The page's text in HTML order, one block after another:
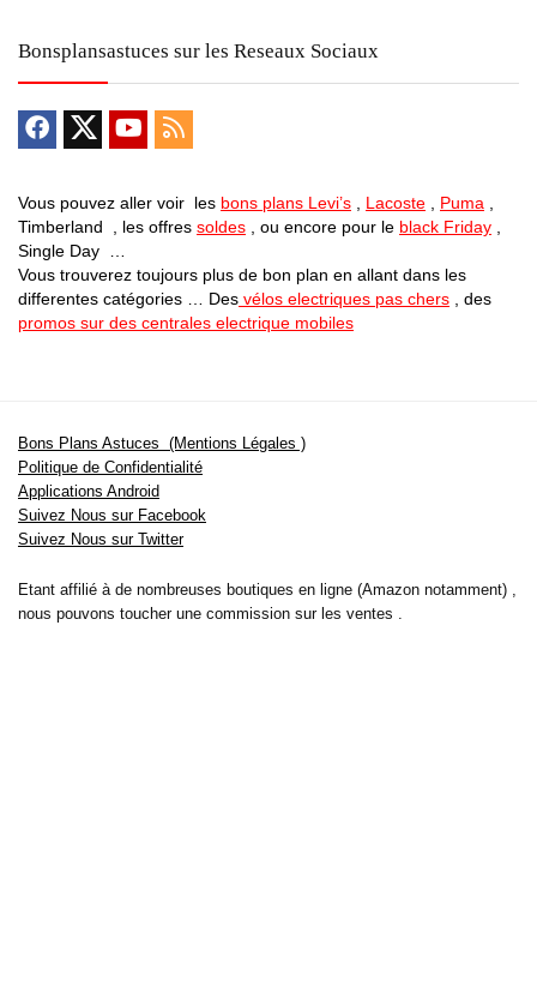
Bonsplansastuces sur les Reseaux Sociaux
Vous pouvez aller voir les bons plans Levi’s Lacoste Puma
Timberland , les offres soldes , ou encore pour le black Friday
Single Day …
Vous trouverez toujours plus de bon plan en allant dans les
differentes catégories … Des vélos electriques pas chers , des
promos sur des centrales electrique mobiles
Bons Plans Astuces (Mentions Légales )
Politique de Confidentialité
Applications Android
Suivez Nous sur Facebook
Suivez Nous sur Twitter
Etant affilié à de nombreuses boutiques en ligne (Amazon notamment) ,
nous pouvons toucher une commission sur les ventes .